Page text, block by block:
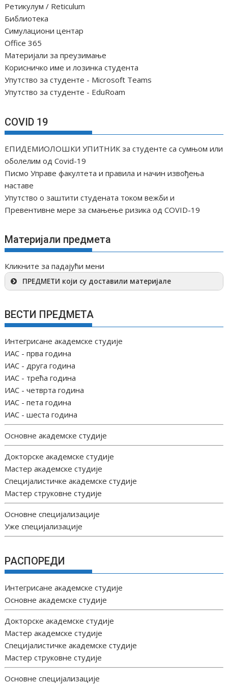
е
ч
л
а
н
а
к
Ретикулум / Reticulum
Библиотека
Симулациони центар
Office 365
Материјали за преузимање
Корисничко име и лозинка студента
Упутство за студенте - Microsoft Teams
Упутство за студенте - EduRoam
COVID 19
ЕПИДЕМИОЛОШКИ УПИТНИК за студенте са сумњом или
оболелим од Covid-19
Писмо Управе факултета и правила и начин извођења
наставе
Упутство о заштити студената током вежби и
Превентивне мере за смањење ризика од COVID-19
Материјали предмета
Кликните за падајући мени
ПРЕДМЕТИ који су доставили материјале
ВЕСТИ ПРЕДМЕТА
Интегрисане академске студије
ИАС - прва година
ИАС - друга година
ИАС - трећа година
ИАС - четврта година
ИАС - пета година
ИАС - шеста година
Основне академске студије
Докторске академске студије
Мастер академске студије
Специјалистичке академске студије
Мастер струковне студије
Основне специјализације
Уже специјализације
РАСПОРЕДИ
Интегрисане академске студије
Основне академске студије
Докторске академске студије
Мастер академске студије
Специјалистичке академске студије
Мастер струковне студије
Основне специјализације